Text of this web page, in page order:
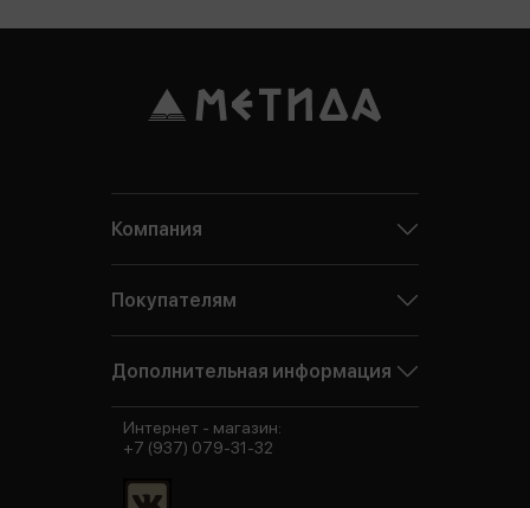
Компания
Покупателям
Дополнительная информация
Интернет - магазин:
+7 (937) 079-31-32